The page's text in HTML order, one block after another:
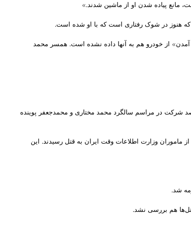
مانع پیاده شدن او از ماشین شدند.»
هنوز در شوک رفتاری است که با او شده است.
از خودرو هم به آنها داده نشده است. همسر محمد
شرکت در مراسم سالگرد محمد مختاری و محمدجعفر پوینده
و فعالان سیاسی در ایران، محمد مختاری و محمد جعفر پوینده در روزهای ۱۲ و ۱۸ آذر ماه سال ۱۳۷۷ به دست گروهی از ماموران وزارت اطلاعات وقت ایران به قتل رسیدند. این
شد.
هم بررسی نشد.